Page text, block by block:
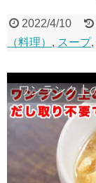
2022/4/10
（料理） , スープ,